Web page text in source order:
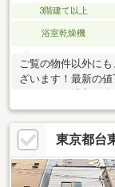
3階建て以上
浴室乾燥機
ご覧の物件以外に
ざいます！最新の
東京都台